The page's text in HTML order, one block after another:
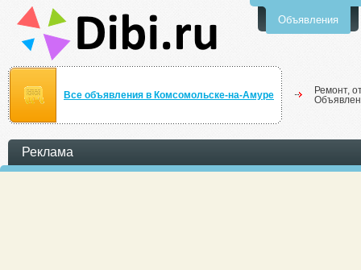
Объявления
Все объявления в Комсомольске-на-Амуре
Ремонт,
Реклама